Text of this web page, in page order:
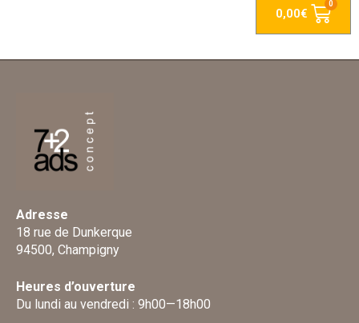
0,00€
Adresse
18 rue de Dunkerque
94500, Champigny
Heures d’ouverture
Du lundi au vendredi : 9h00—18h00